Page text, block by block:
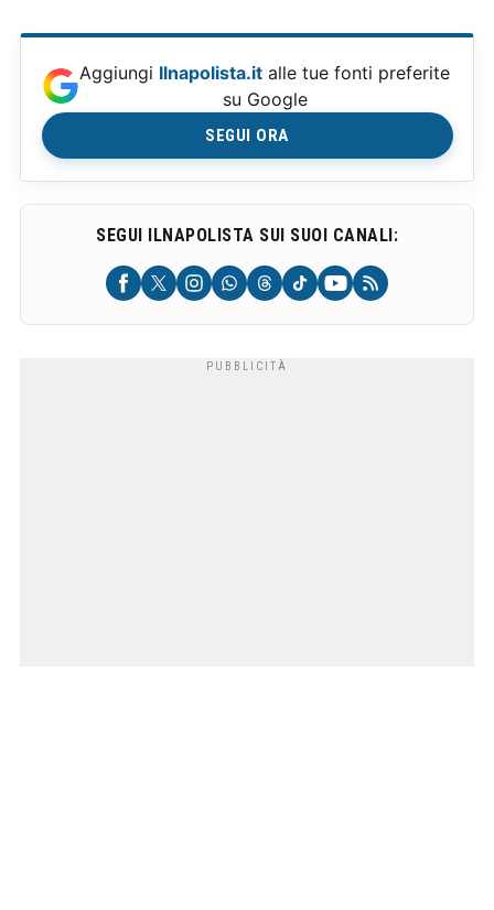
Aggiungi Ilnapolista.it alle tue fonti preferite
su Google
SEGUI ORA
SEGUI ILNAPOLISTA SUI SUOI CANALI: